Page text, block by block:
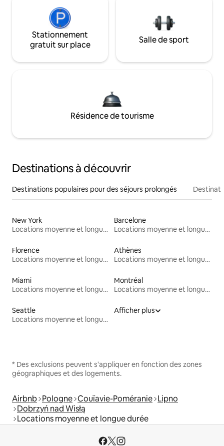
Stationnement
gratuit sur place
Salle de sport
Résidence de tourisme
Destinations à découvrir
Destinations populaires pour des séjours prolongés
New York
Locations moyenne et longue durée
Barcelone
Locations moyenne et longue durée
Florence
Locations moyenne et longue durée
Athènes
Locations moyenne et longue durée
Miami
Locations moyenne et longue durée
Montréal
Locations moyenne et longue durée
Seattle
Locations moyenne et longue durée
Afficher plus
* Des exclusions peuvent s'appliquer en fonction des zones
géographiques et des logements.
Airbnb Pologne Couïavie-Poméranie Lipno
Dobrzyń nad Wisłą
Locations moyenne et longue durée